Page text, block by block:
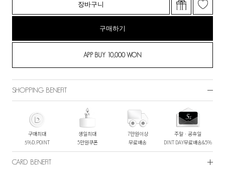
장바구니
구매하기
SHOPPING BENEFIT
구매최대
5%D.POINT
생일최대
5만원쿠폰
7만원이상
무료배송
주말ㆍ공휴일
DINT DAY무료배송&5%
CARD BENEFIT